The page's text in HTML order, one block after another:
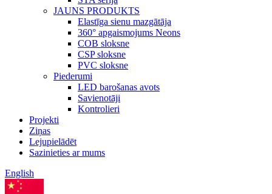
JAUNS PRODUKTS
Elastīga sienu mazgātāja
360° apgaismojums Neons
COB sloksne
CSP sloksne
PVC sloksne
Piederumi
LED barošanas avots
Savienotāji
Kontrolieri
Projekti
Ziņas
Lejupielādēt
Sazinieties ar mums
English